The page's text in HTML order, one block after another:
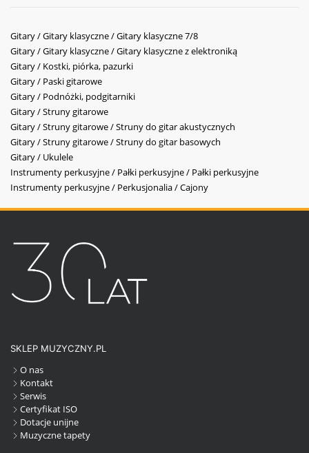
Gitary / Gitary klasyczne / Gitary klasyczne 7/8
Gitary / Gitary klasyczne / Gitary klasyczne z elektroniką
Gitary / Kostki, piórka, pazurki
Gitary / Paski gitarowe
Gitary / Podnóżki, podgitarniki
Gitary / Struny gitarowe
Gitary / Struny gitarowe / Struny do gitar akustycznych
Gitary / Struny gitarowe / Struny do gitar basowych
Gitary / Ukulele
Instrumenty perkusyjne / Pałki perkusyjne / Pałki perkusyjne
Instrumenty perkusyjne / Perkusjonalia / Cajony
SKLEP MUZYCZNY.PL
O nas
Kontakt
Serwis
Certyfikat ISO
Dotacje unijne
Muzyczne tapety